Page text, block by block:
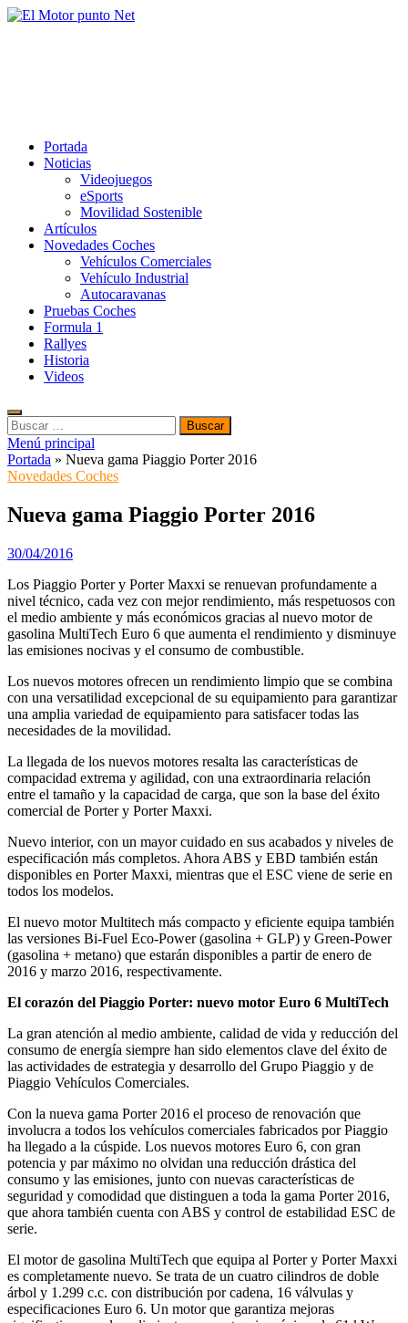
Saltar
Portada
Noticias
Videojuegos
eSports
Movilidad Sostenible
Artículos
Novedades Coches
Vehículos Comerciales
Vehículo Industrial
Autocaravanas
Pruebas Coches
Formula 1
Rallyes
Historia
Videos
Buscar:
Menú principal
Portada » Nueva gama Piaggio Porter 2016
Novedades Coches
Nueva gama Piaggio Porter 2016
30/04/2016
Los Piaggio Porter y Porter Maxxi se renuevan profundamente a
nivel técnico, cada vez con mejor rendimiento, más respetuosos con
el medio ambiente y más económicos gracias al nuevo motor de
gasolina MultiTech Euro 6 que aumenta el rendimiento y disminuye
las emisiones nocivas y el consumo de combustible.
Los nuevos motores ofrecen un rendimiento limpio que se combina
con una versatilidad excepcional de su equipamiento para garantizar
una amplia variedad de equipamiento para satisfacer todas las
necesidades de la movilidad.
La llegada de los nuevos motores resalta las características de
compacidad extrema y agilidad, con una extraordinaria relación
entre el tamaño y la capacidad de carga, que son la base del éxito
comercial de Porter y Porter Maxxi.
Nuevo interior, con un mayor cuidado en sus acabados y niveles de
especificación más completos. Ahora ABS y EBD también están
disponibles en Porter Maxxi, mientras que el ESC viene de serie en
todos los modelos.
El nuevo motor Multitech más compacto y eficiente equipa también
las versiones Bi-Fuel Eco-Power (gasolina + GLP) y Green-Power
(gasolina + metano) que estarán disponibles a partir de enero de
2016 y marzo 2016, respectivamente.
El corazón del Piaggio Porter: nuevo motor Euro 6 MultiTech
La gran atención al medio ambiente, calidad de vida y reducción del
consumo de energía siempre han sido elementos clave del éxito de
las actividades de estrategia y desarrollo del Grupo Piaggio y de
Piaggio Vehículos Comerciales.
Con la nueva gama Porter 2016 el proceso de renovación que
involucra a todos los vehículos comerciales fabricados por Piaggio
ha llegado a la cúspide. Los nuevos motores Euro 6, con gran
potencia y par máximo no olvidan una reducción drástica del
consumo y las emisiones, junto con nuevas características de
seguridad y comodidad que distinguen a toda la gama Porter 2016,
que ahora también cuenta con ABS y control de estabilidad ESC de
serie.
El motor de gasolina MultiTech que equipa al Porter y Porter Maxxi
es completamente nuevo. Se trata de un cuatro cilindros de doble
árbol y 1.299 c.c. con distribución por cadena, 16 válvulas y
especificaciones Euro 6. Un motor que garantiza mejoras